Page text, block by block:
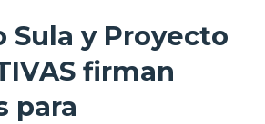
Sula y Proyecto
firman
para